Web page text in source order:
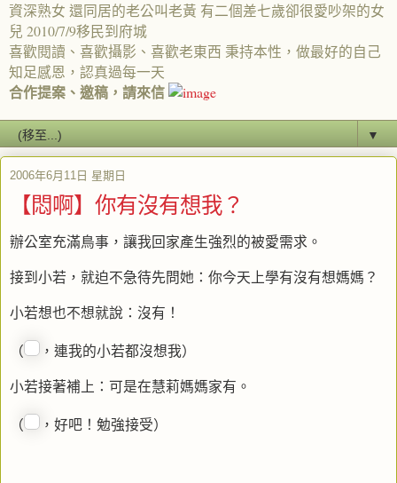
資深熟女 還同居的老公叫老黃 有二個差七歲卻很愛吵架的女
兒 2010/7/9移民到府城
喜歡閱讀、喜歡攝影、喜歡老東西 秉持本性，做最好的自己
知足感恩，認真過每一天
合作提案、邀稿，請來信
▼
2006年6月11日 星期日
【悶啊】你有沒有想我？
辦公室充滿鳥事，讓我回家產生強烈的被愛需求。
接到小若，就迫不急待先問她：你今天上學有沒有想媽媽？
小若想也不想就說：沒有！
（ ，連我的小若都沒想我）
小若接著補上：可是在慧莉媽媽家有。
（ ，好吧！勉強接受）